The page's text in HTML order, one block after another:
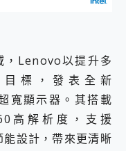
，Lenovo以提升多
標，發表全新
寬顯示器。其搭載
高解析度，支援
設計，帶來更清晰